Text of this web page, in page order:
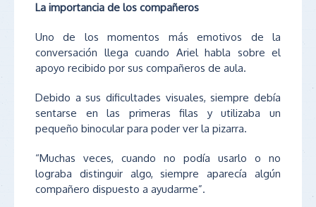
La importancia de los compañeros
Uno de los momentos más emotivos de la
conversación llega cuando Ariel habla sobre el
apoyo recibido por sus compañeros de aula.
Debido a sus dificultades visuales, siempre debía
sentarse en las primeras filas y utilizaba un
pequeño binocular para poder ver la pizarra.
“Muchas veces, cuando no podía usarlo o no
lograba distinguir algo, siempre aparecía algún
compañero dispuesto a ayudarme”.